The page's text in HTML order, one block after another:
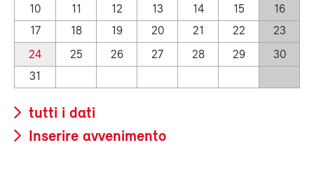
10
11 12 13 14 15
16
17
18 19 20 21 22
23
24
25 26 27 28 29
30
31
tutti i dati
Inserire avvenimento